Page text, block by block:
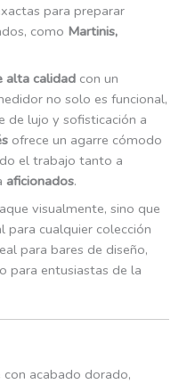
para preparar
como Martinis,
alta calidad con un
no solo es funcional,
de lujo y sofisticación a
ofrece un agarre cómodo
el trabajo tanto a
aficionados.
visualmente, sino que
para cualquier colección
para bares de diseño,
para entusiastas de la
acabado dorado,